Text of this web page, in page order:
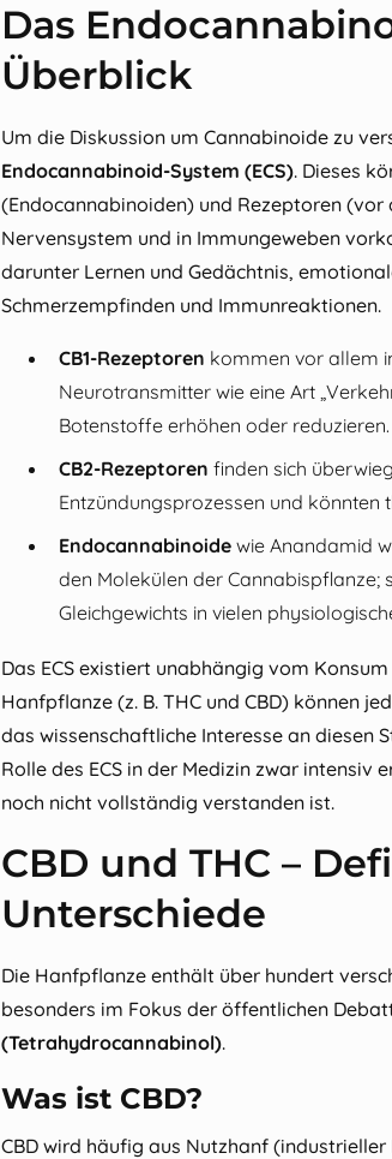
Das
Überblick
Um die Diskussion um Cannabinoide zu
Endocannabinoid-System (ECS). Dieses
(Endocannabinoiden) und Rezeptoren (vor
Nervensystem und in Immungeweben
darunter Lernen und Gedächtnis,
Schmerzempfinden und Immunreaktionen.
CB1-Rezeptoren kommen vor allem
Neurotransmitter wie eine Art
Botenstoffe erhöhen oder reduzieren.
CB2-Rezeptoren finden sich
Entzündungsprozessen und könnten
Endocannabinoide wie Anandamid
den Molekülen der Cannabispflanze;
Gleichgewichts in vielen
Das ECS existiert unabhängig vom
Hanfpflanze (z. B. THC und CBD) können
das wissenschaftliche Interesse an diesen
Rolle des ECS in der Medizin zwar
noch nicht vollständig verstanden ist.
CBD und THC –
Unterschiede
Die Hanfpflanze enthält über hundert
besonders im Fokus der öffentlichen
(Tetrahydrocannabinol).
Was ist CBD?
CBD wird häufig aus Nutzhanf